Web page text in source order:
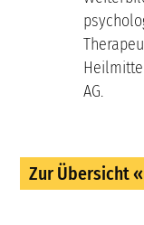
AG.
Zur Übersicht